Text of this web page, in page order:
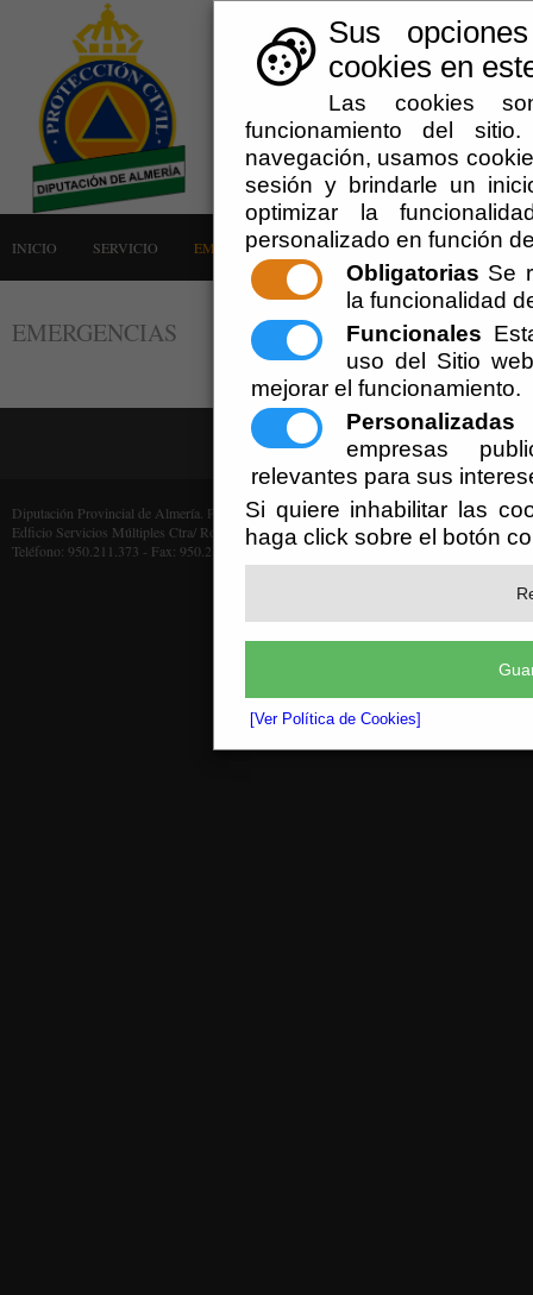
Sus
cookies en
Las cookies
funcionamiento del
navegación, usamos
sesión y brindarle un
optimizar la
personalizado en función
Obligatorias Se
la funcionalidad
Funcionales
uso del Sitio
mejorar el funcionamiento.
Personalizadas
empresas
relevantes para sus
Si quiere inhabilitar las
haga click sobre el botón
[Ver Política de Cookies]
INICIO SERVICIO EMERGENCIAS LA AGRUPACIÓN AVISOS
EMERGENCIAS
Diputación Provincial de Almería. Protección Civil (Cif: P-0400000-F)
Edficio Servicios Múltiples Ctra/ Ronda, 216 - 04009 Almería
Teléfono: 950.211.373 - Fax: 950.211.372